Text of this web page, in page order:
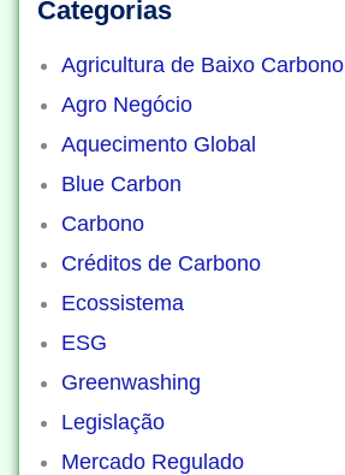
Categorias
Agricultura de Baixo Carbono
Agro Negócio
Aquecimento Global
Blue Carbon
Carbono
Créditos de Carbono
Ecossistema
ESG
Greenwashing
Legislação
Mercado Regulado